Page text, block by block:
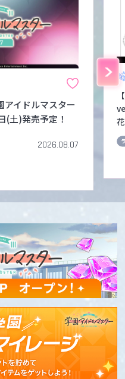
アイドルマスター
土)発売予定！
2026.08.07